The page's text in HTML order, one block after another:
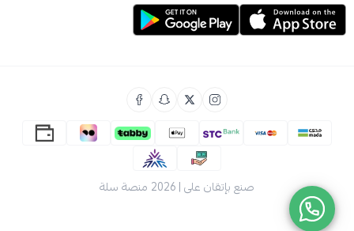
صنع بإتقان على | 2026 منصة سلة